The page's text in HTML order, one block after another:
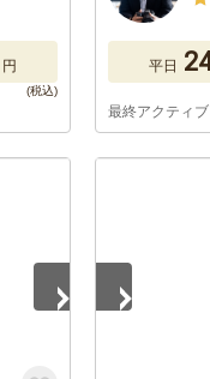
円 平日
最終アクティ